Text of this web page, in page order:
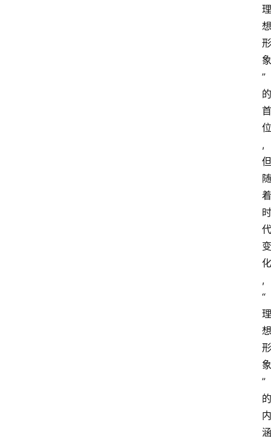
理
想
形
象
”
的
首
位
,
但
随
着
时
代
变
化
,
“
理
想
形
象
”
的
内
涵